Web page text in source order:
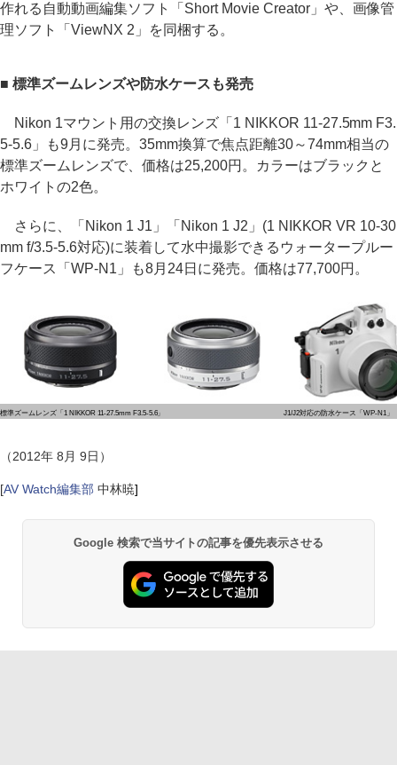
作れる自動動画編集ソフト「Short Movie Creator」や、画像管
理ソフト「ViewNX 2」を同梱する。
■ 標準ズームレンズや防水ケースも発売
Nikon 1マウント用の交換レンズ「1 NIKKOR 11-27.5mm F3.
5-5.6」も9月に発売。35mm換算で焦点距離30～74mm相当の
標準ズームレンズで、価格は25,200円。カラーはブラックと
ホワイトの2色。
さらに、「Nikon 1 J1」「Nikon 1 J2」(1 NIKKOR VR 10-30
mm f/3.5-5.6対応)に装着して水中撮影できるウォータープルー
フケース「WP-N1」も8月24日に発売。価格は77,700円。
標準ズームレンズ「1 NIKKOR 11-27.5mm F3.5-5.6」 J1/J2対応の防水ケース「WP-N1」
（2012年 8月 9日）
[AV Watch編集部 中林暁]
Google 検索で当サイトの記事を優先表示させる